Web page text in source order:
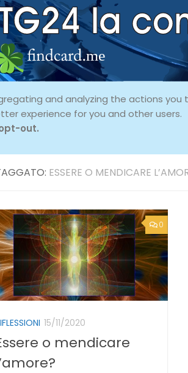
and analyzing the actions you
experience for you and other users.
out.
ESSERE O MENDICARE
0
15/11/2020
o mendicare